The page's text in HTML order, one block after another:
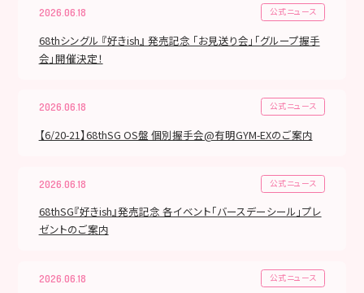
2026.06.18 公式ニュース
68thシングル 『好きish』 発売記念 「お見送り会」「グループ握手
会」開催決定！
2026.06.18 公式ニュース
【6/20-21】68thSG OS盤 個別握手会@有明GYM-EXのご案内
2026.06.18 公式ニュース
68thSG『好きish』発売記念 各イベント「バースデーシール」プレ
ゼントのご案内
2026.06.18 公式ニュース